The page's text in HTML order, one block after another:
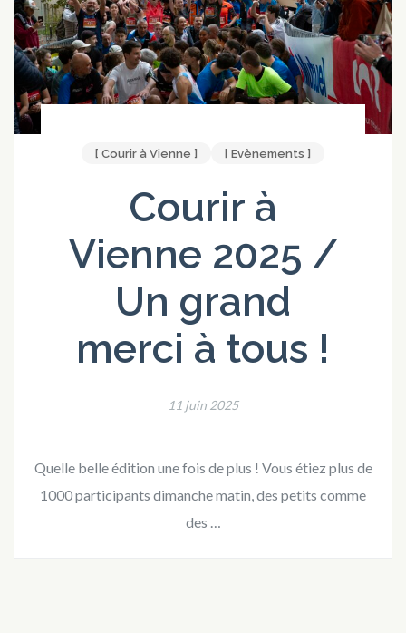
[ Courir à Vienne ] [ Evènements ]
Courir à
Vienne 2025 /
Un grand
merci à tous !
11 juin 2025
Quelle belle édition une fois de plus ! Vous étiez plus de
1000 participants dimanche matin, des petits comme
des …